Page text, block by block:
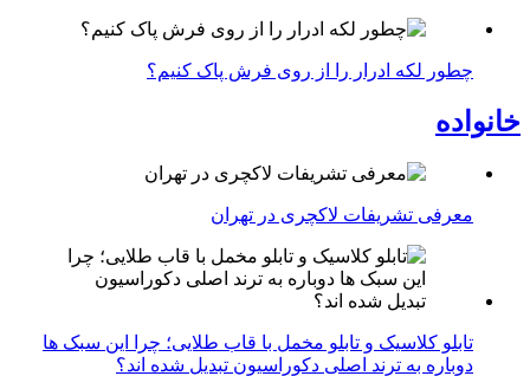
چطور لکه ادرار را از روی فرش پاک کنیم؟
خانواده
معرفی تشریفات لاکچری در تهران
تابلو کلاسیک و تابلو مخمل با قاب طلایی؛ چرا این سبک ها
دوباره به ترند اصلی دکوراسیون تبدیل شده اند؟